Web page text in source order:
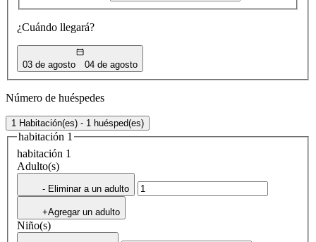
¿Cuándo llegará?
03 de agosto 04 de agosto
Número de huéspedes
1 Habitación(es) - 1 huésped(es)
habitación 1
habitación 1
Adulto(s)
- Eliminar a un adulto
+Agregar un adulto
Niño(s)